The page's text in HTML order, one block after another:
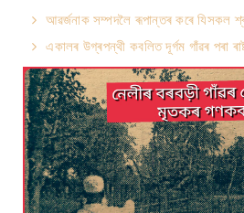
আৱৰ্জনাক সম্পদলৈ ৰূপান্তৰ কৰে যিসকল
একালৰ উগ্ৰপন্থী কবলিত দূৰ্গম গাঁৱৰ পৰা